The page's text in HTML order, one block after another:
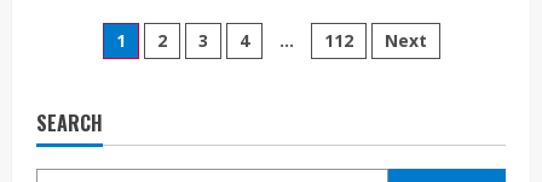
കാതോലിക്ക
ബാവായ്ക്ക്
ഷിക്കാഗോയില്‍
Posts
1 2 3 4 … 112 Next
SEARCH